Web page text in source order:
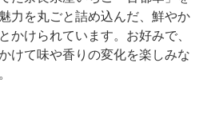
力を丸ごと詰め込んだ、鮮やか
かけられています。お好みで、
けて味や香りの変化を楽しみな